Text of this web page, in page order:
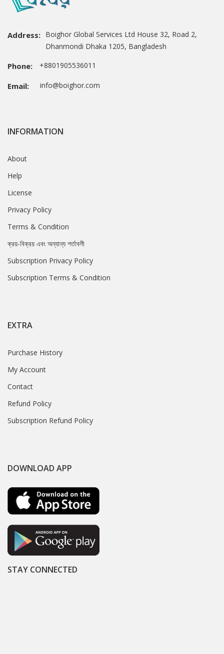
Address: Boighor Global Services Ltd House 32, Road 2,
Dhanmondi Dhaka 1205, Bangladesh
Phone: +8801905536011
Email: info@boighor.com
INFORMATION
About
Help
License
Privacy Policy
Terms & Condition
ক্রয়-বিক্রয় এবং অন্যান্য শর্তাবলী
Subscription Privacy Policy
Subscription Terms & Condition
EXTRA
Purchase History
My Account
Contact
Refund Policy
Subscription Refund Policy
DOWNLOAD APP
STAY CONNECTED